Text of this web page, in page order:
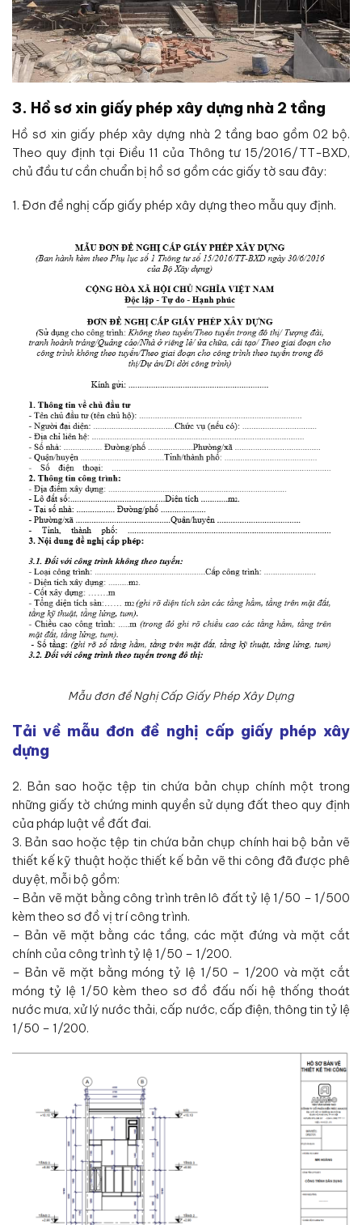
3. Hồ sơ xin giấy phép xây dựng nhà 2 tầng
Hồ sơ xin giấy phép xây dựng nhà 2 tầng bao gồm 02 bộ.
Theo quy định tại Điều 11 của Thông tư 15/2016/TT-BXD,
chủ đầu tư cần chuẩn bị hồ sơ gồm các giấy tờ sau đây:
1. Đơn đề nghị cấp giấy phép xây dựng theo mẫu quy định.
Mẫu đơn đề Nghị Cấp Giấy Phép Xây Dựng
Tải về mẫu đơn đề nghị cấp giấy phép xây
dựng
2. Bản sao hoặc tệp tin chứa bản chụp chính một trong
những giấy tờ chứng minh quyền sử dụng đất theo quy định
của pháp luật về đất đai.
3. Bản sao hoặc tệp tin chứa bản chụp chính hai bộ bản vẽ
thiết kế kỹ thuật hoặc thiết kế bản vẽ thi công đã được phê
duyệt, mỗi bộ gồm:
– Bản vẽ mặt bằng công trình trên lô đất tỷ lệ 1/50 – 1/500
kèm theo sơ đồ vị trí công trình.
– Bản vẽ mặt bằng các tầng, các mặt đứng và mặt cắt
chính của công trình tỷ lệ 1/50 – 1/200.
– Bản vẽ mặt bằng móng tỷ lệ 1/50 – 1/200 và mặt cắt
móng tỷ lệ 1/50 kèm theo sơ đồ đấu nối hệ thống thoát
nước mưa, xử lý nước thải, cấp nước, cấp điện, thông tin tỷ lệ
1/50 – 1/200.